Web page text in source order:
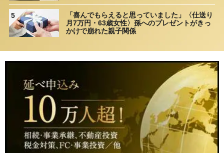
5
「喜んでもらえると思っていました」〈仕送り
月7万円・63歳女性〉孫へのプレゼントがきっ
かけで崩れた親子関係